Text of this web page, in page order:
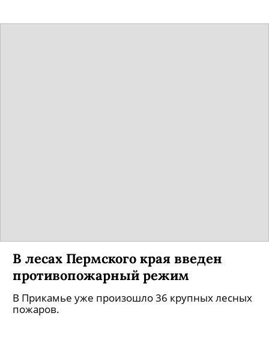
В лесах Пермского края введен
противопожарный режим
В Прикамье уже произошло 36 крупных лесных
пожаров.